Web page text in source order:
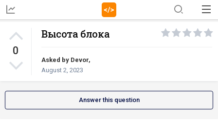
0
Высота блока
Asked by Devor,
August 2, 2023
Answer this question